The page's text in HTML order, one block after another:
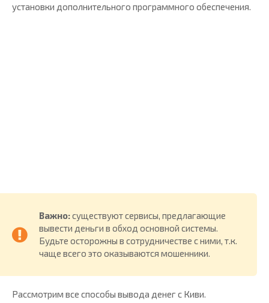
установки дополнительного программного обеспечения.
Важно:существуют сервисы, предлагающие
вывести деньги в обход основной системы.
Будьте осторожны в сотрудничестве с ними, т.к.
чаще всего это оказываются мошенники.
Рассмотрим все способы вывода денег с Киви.